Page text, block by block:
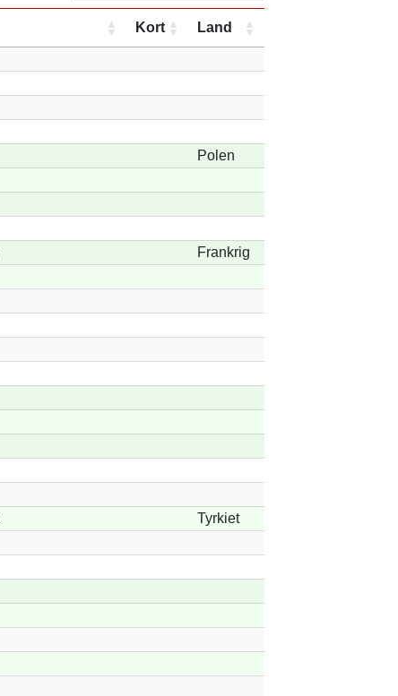
Kort Land
Polen
Frankrig
Tyrkiet